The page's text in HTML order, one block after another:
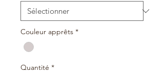
Couleur apprêts *
Quantité *